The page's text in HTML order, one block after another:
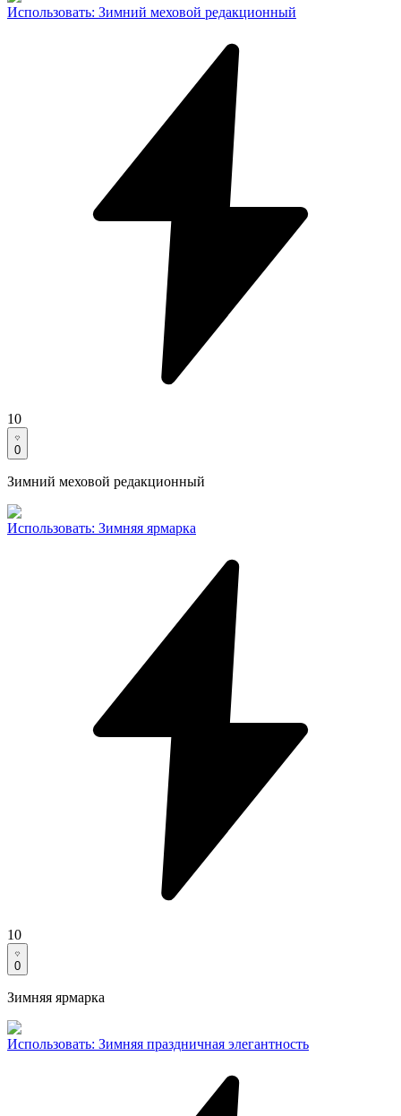
Использовать: Зимний меховой редакционный
10
0
Зимний меховой редакционный
Использовать: Зимняя ярмарка
10
0
Зимняя ярмарка
Использовать: Зимняя праздничная элегантность